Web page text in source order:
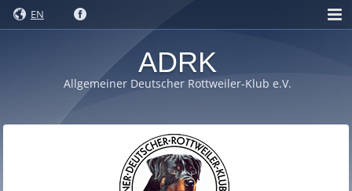
EN
ADRK
Allgemeiner Deutscher Rottweiler-Klub e.V.